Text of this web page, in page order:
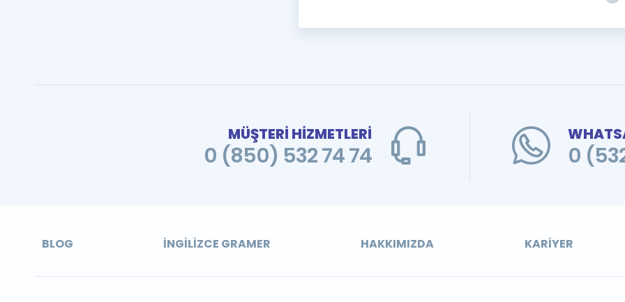
MÜŞTERİ HİZMETLERİ
0 (850) 532 74 74 0
BLOG İNGILIZCE GRAMER HAKKIMIZDA KARIYER